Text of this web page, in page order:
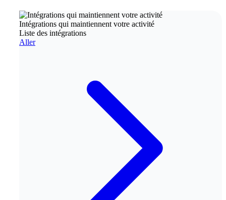
Intégrations qui maintiennent votre activité
Liste des intégrations
Aller